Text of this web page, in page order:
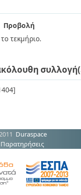
Προβολή
τεκμήριο.
Duraspace
Παρατηρήσεις